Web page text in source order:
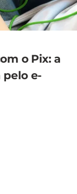
o Pix: a
e-